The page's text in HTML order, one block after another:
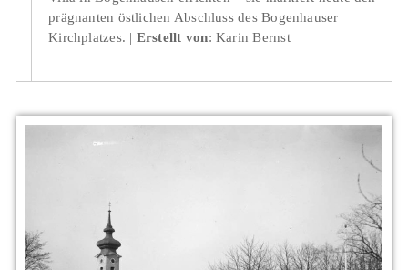
prägnanten östlichen Abschluss des Bogenhauser
Kirchplatzes.
Erstellt von: Karin Bernst